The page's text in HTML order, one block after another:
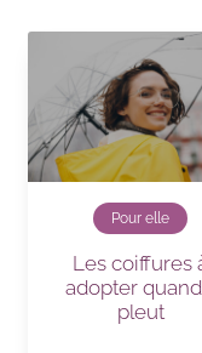
Pour elle
Les coiffures
adopter
pleut